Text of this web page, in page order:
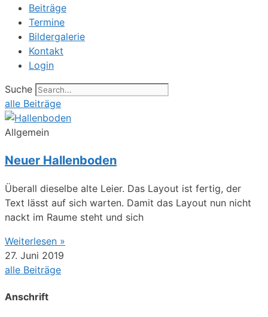
Beiträge
Termine
Bildergalerie
Kontakt
Login
Suche
alle Beiträge
Allgemein
Neuer Hallenboden
Überall dieselbe alte Leier. Das Layout ist fertig, der
Text lässt auf sich warten. Damit das Layout nun nicht
nackt im Raume steht und sich
Weiterlesen »
27. Juni 2019
alle Beiträge
Anschrift